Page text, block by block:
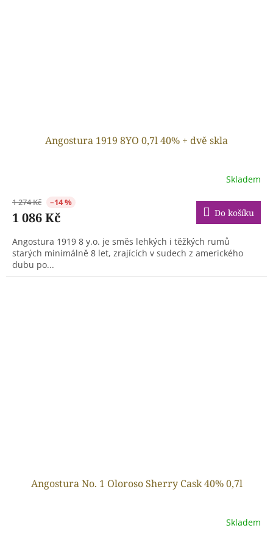
Angostura 1919 8YO 0,7l 40% + dvě skla
Skladem
1 274 Kč –14 %
1 086 Kč Do košíku
Angostura 1919 8 y.o. je směs lehkých i těžkých rumů
starých minimálně 8 let, zrajících v sudech z amerického
dubu po...
Angostura No. 1 Oloroso Sherry Cask 40% 0,7l
Skladem